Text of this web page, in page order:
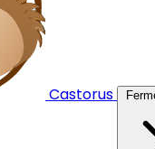
Castorus